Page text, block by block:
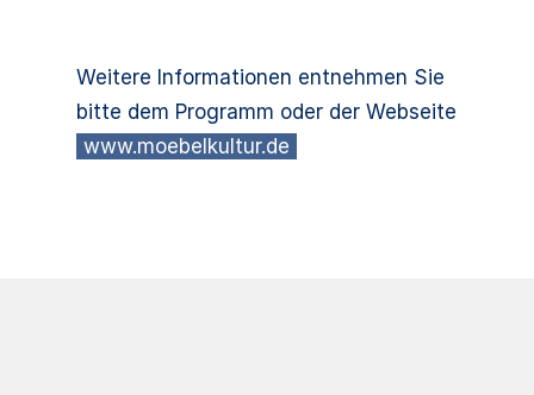
Weitere Informationen entnehmen Sie
bitte dem Programm oder der Webseite
www.moebelkultur.de